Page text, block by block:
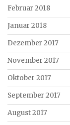
Februar 2018
Januar 2018
Dezember 2017
November 2017
Oktober 2017
September 2017
August 2017